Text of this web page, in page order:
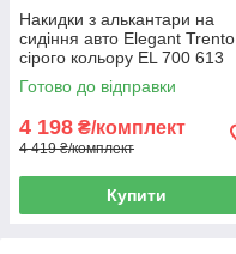
Накидки з алькантари на
сидіння авто Elegant Trento
сірого кольору EL 700 613
Готово до відправки
4 198 ₴/комплект
4 419 ₴/комплект
Купити